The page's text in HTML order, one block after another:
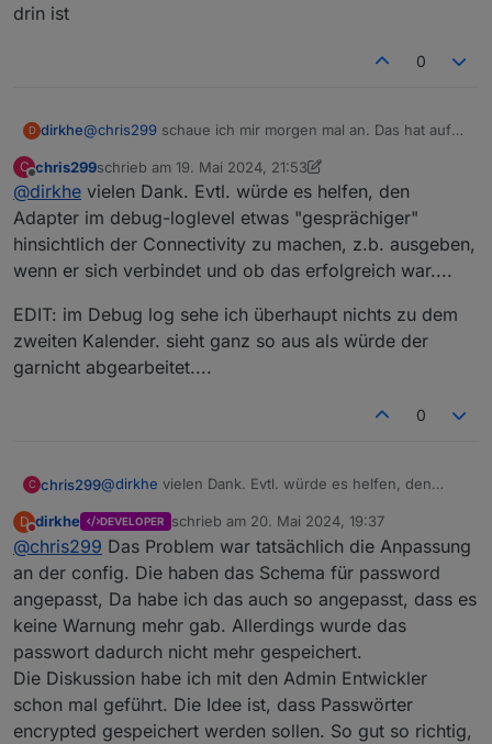
drin ist
0
D dirkhe@chris299 schaue ich mir morgen mal an. Das hat auf
anpassen, weil da ständig Warnungen kamen. Vlt ist
dabei was kaputt gegangen.
Testen geht nicht, weil im admin adapter noch ein bug
drin ist
C
Offline
chris299schrieb am 19. Mai 2024, 21:53
zuletzt editiert von chris299
@dirkhe vielen Dank. Evtl. würde es helfen, den
Adapter im debug-loglevel etwas "gesprächiger"
hinsichtlich der Connectivity zu machen, z.b. ausgeben,
wenn er sich verbindet und ob das erfolgreich war....
EDIT: im Debug log sehe ich überhaupt nichts zu dem
zweiten Kalender. sieht ganz so aus als würde der
garnicht abgearbeitet....
0
C chris299@dirkhe vielen Dank. Evtl. würde es helfen, den
hinsichtlich der Connectivity zu machen, z.b.
ausgeben, wenn er sich verbindet und ob das
erfolgreich war....
EDIT: im Debug log sehe ich überhaupt nichts zu dem
zweiten Kalender. sieht ganz so aus als würde der
garnicht abgearbeitet....
D
Nicht stören
dirkhe DEVELOPER schrieb am 20. Mai 2024, 19:37
zuletzt editiert von
@chris299 Das Problem war tatsächlich die Anpassung
an der config. Die haben das Schema für password
angepasst, Da habe ich das auch so angepasst, dass es
keine Warnung mehr gab. Allerdings wurde das
passwort dadurch nicht mehr gespeichert.
Die Diskussion habe ich mit den Admin Entwickler
schon mal geführt. Die Idee ist, dass Passwörter
encrypted gespeichert werden sollen. So gut so richtig,